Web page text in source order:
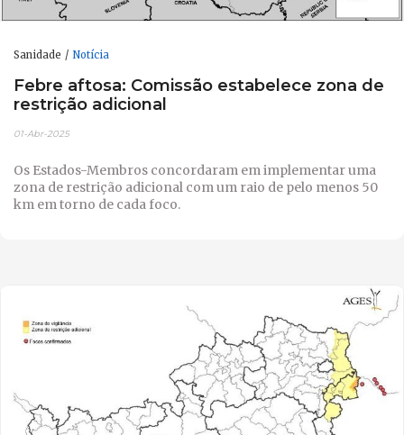
Sanidade Notícia
Febre aftosa: Comissão estabelece zona de
restrição adicional
01-Abr-2025
Os Estados-Membros concordaram em implementar uma
zona de restrição adicional com um raio de pelo menos 50
km em torno de cada foco.